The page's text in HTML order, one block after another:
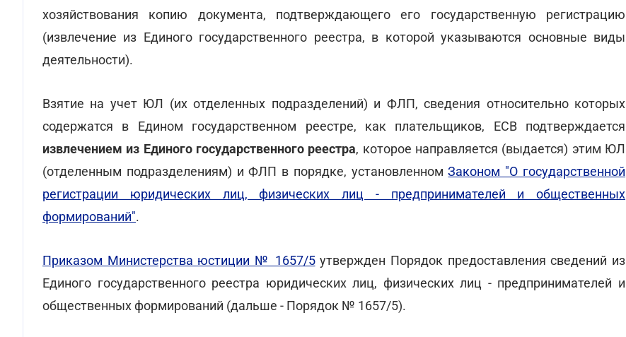
хозяйствования копию документа, подтверждающего его государственную регистрацию
(извлечение из Единого государственного реестра, в которой указываются основные виды
деятельности).
Взятие на учет ЮЛ (их отделенных подразделений) и ФЛП, сведения относительно которых
содержатся в Едином государственном реестре, как плательщиков, ЕСВ подтверждается
извлечением из Единого государственного реестра, которое направляется (выдается) этим ЮЛ
(отделенным подразделениям) и ФЛП в порядке, установленномЗаконом "О государственной
регистрации юридических лиц, физических лиц - предпринимателей и общественных
формирований".
Приказом Министерства юстиции № 1657/5утвержден Порядок предоставления сведений из
Единого государственного реестра юридических лиц, физических лиц - предпринимателей и
общественных формирований (дальше - Порядок № 1657/5).